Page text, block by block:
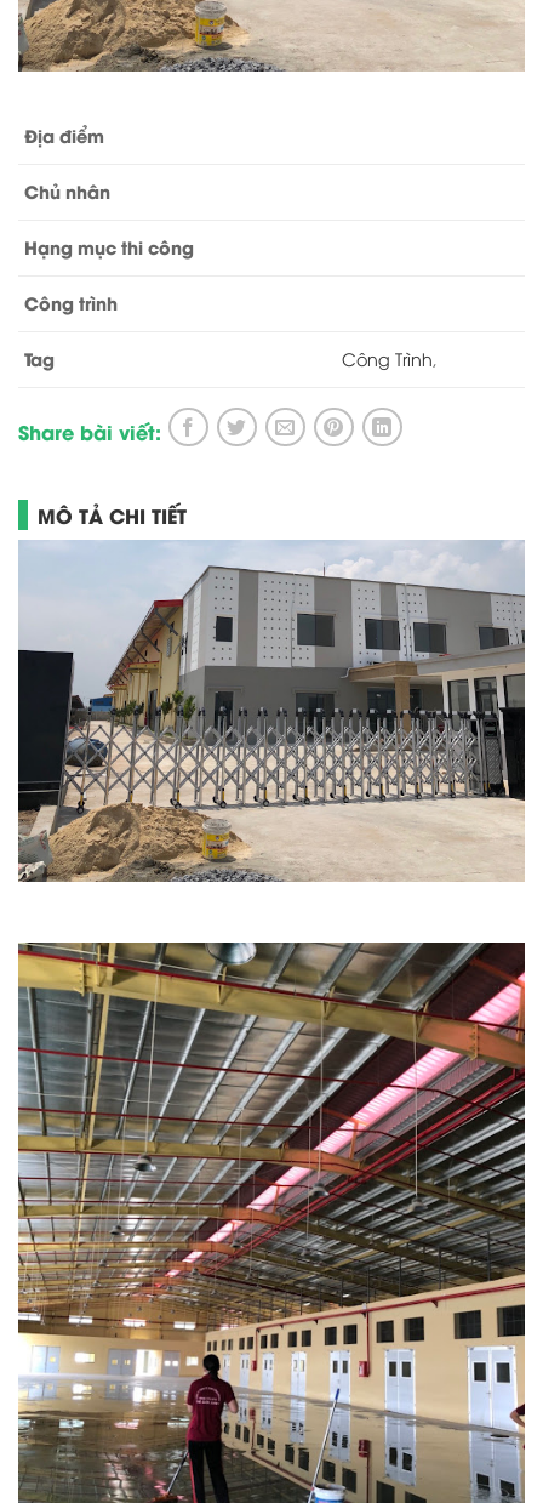
Địa điểm
Chủ nhân
Hạng mục thi công
Công trình
Tag Công Trình
Share bài viết:
MÔ TẢ CHI TIẾT